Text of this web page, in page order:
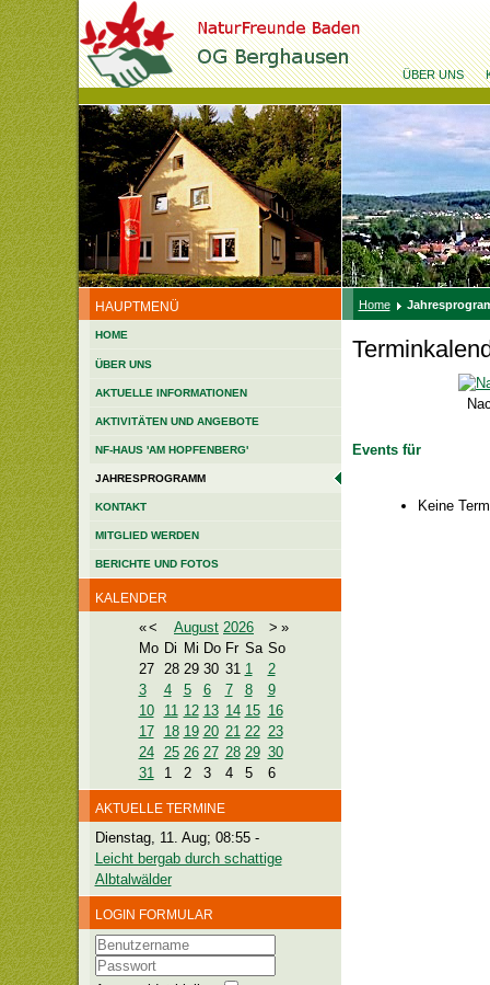
ÜBER UNS
HAUPTMENÜ
HOME
ÜBER UNS
AKTUELLE INFORMATIONEN
AKTIVITÄTEN UND ANGEBOTE
NF-HAUS 'AM HOPFENBERG'
JAHRESPROGRAMM
KONTAKT
MITGLIED WERDEN
BERICHTE UND FOTOS
KALENDER
«< August 2026 > »
Mo Di Mi Do Fr Sa So
27
28 29 30 31 1
2
3
4 5 6 7 8
9
10
11 12 13 14 15 16
17
18 19 20 21 22 23
24
25 26 27 28 29 30
31
1 2 3 4 5 6
AKTUELLE TERMINE
Dienstag, 11. Aug; 08:55-
Leicht bergab durch schattige
Albtalwälder
LOGIN FORMULAR
Benutzername
Home
Events für
Keine